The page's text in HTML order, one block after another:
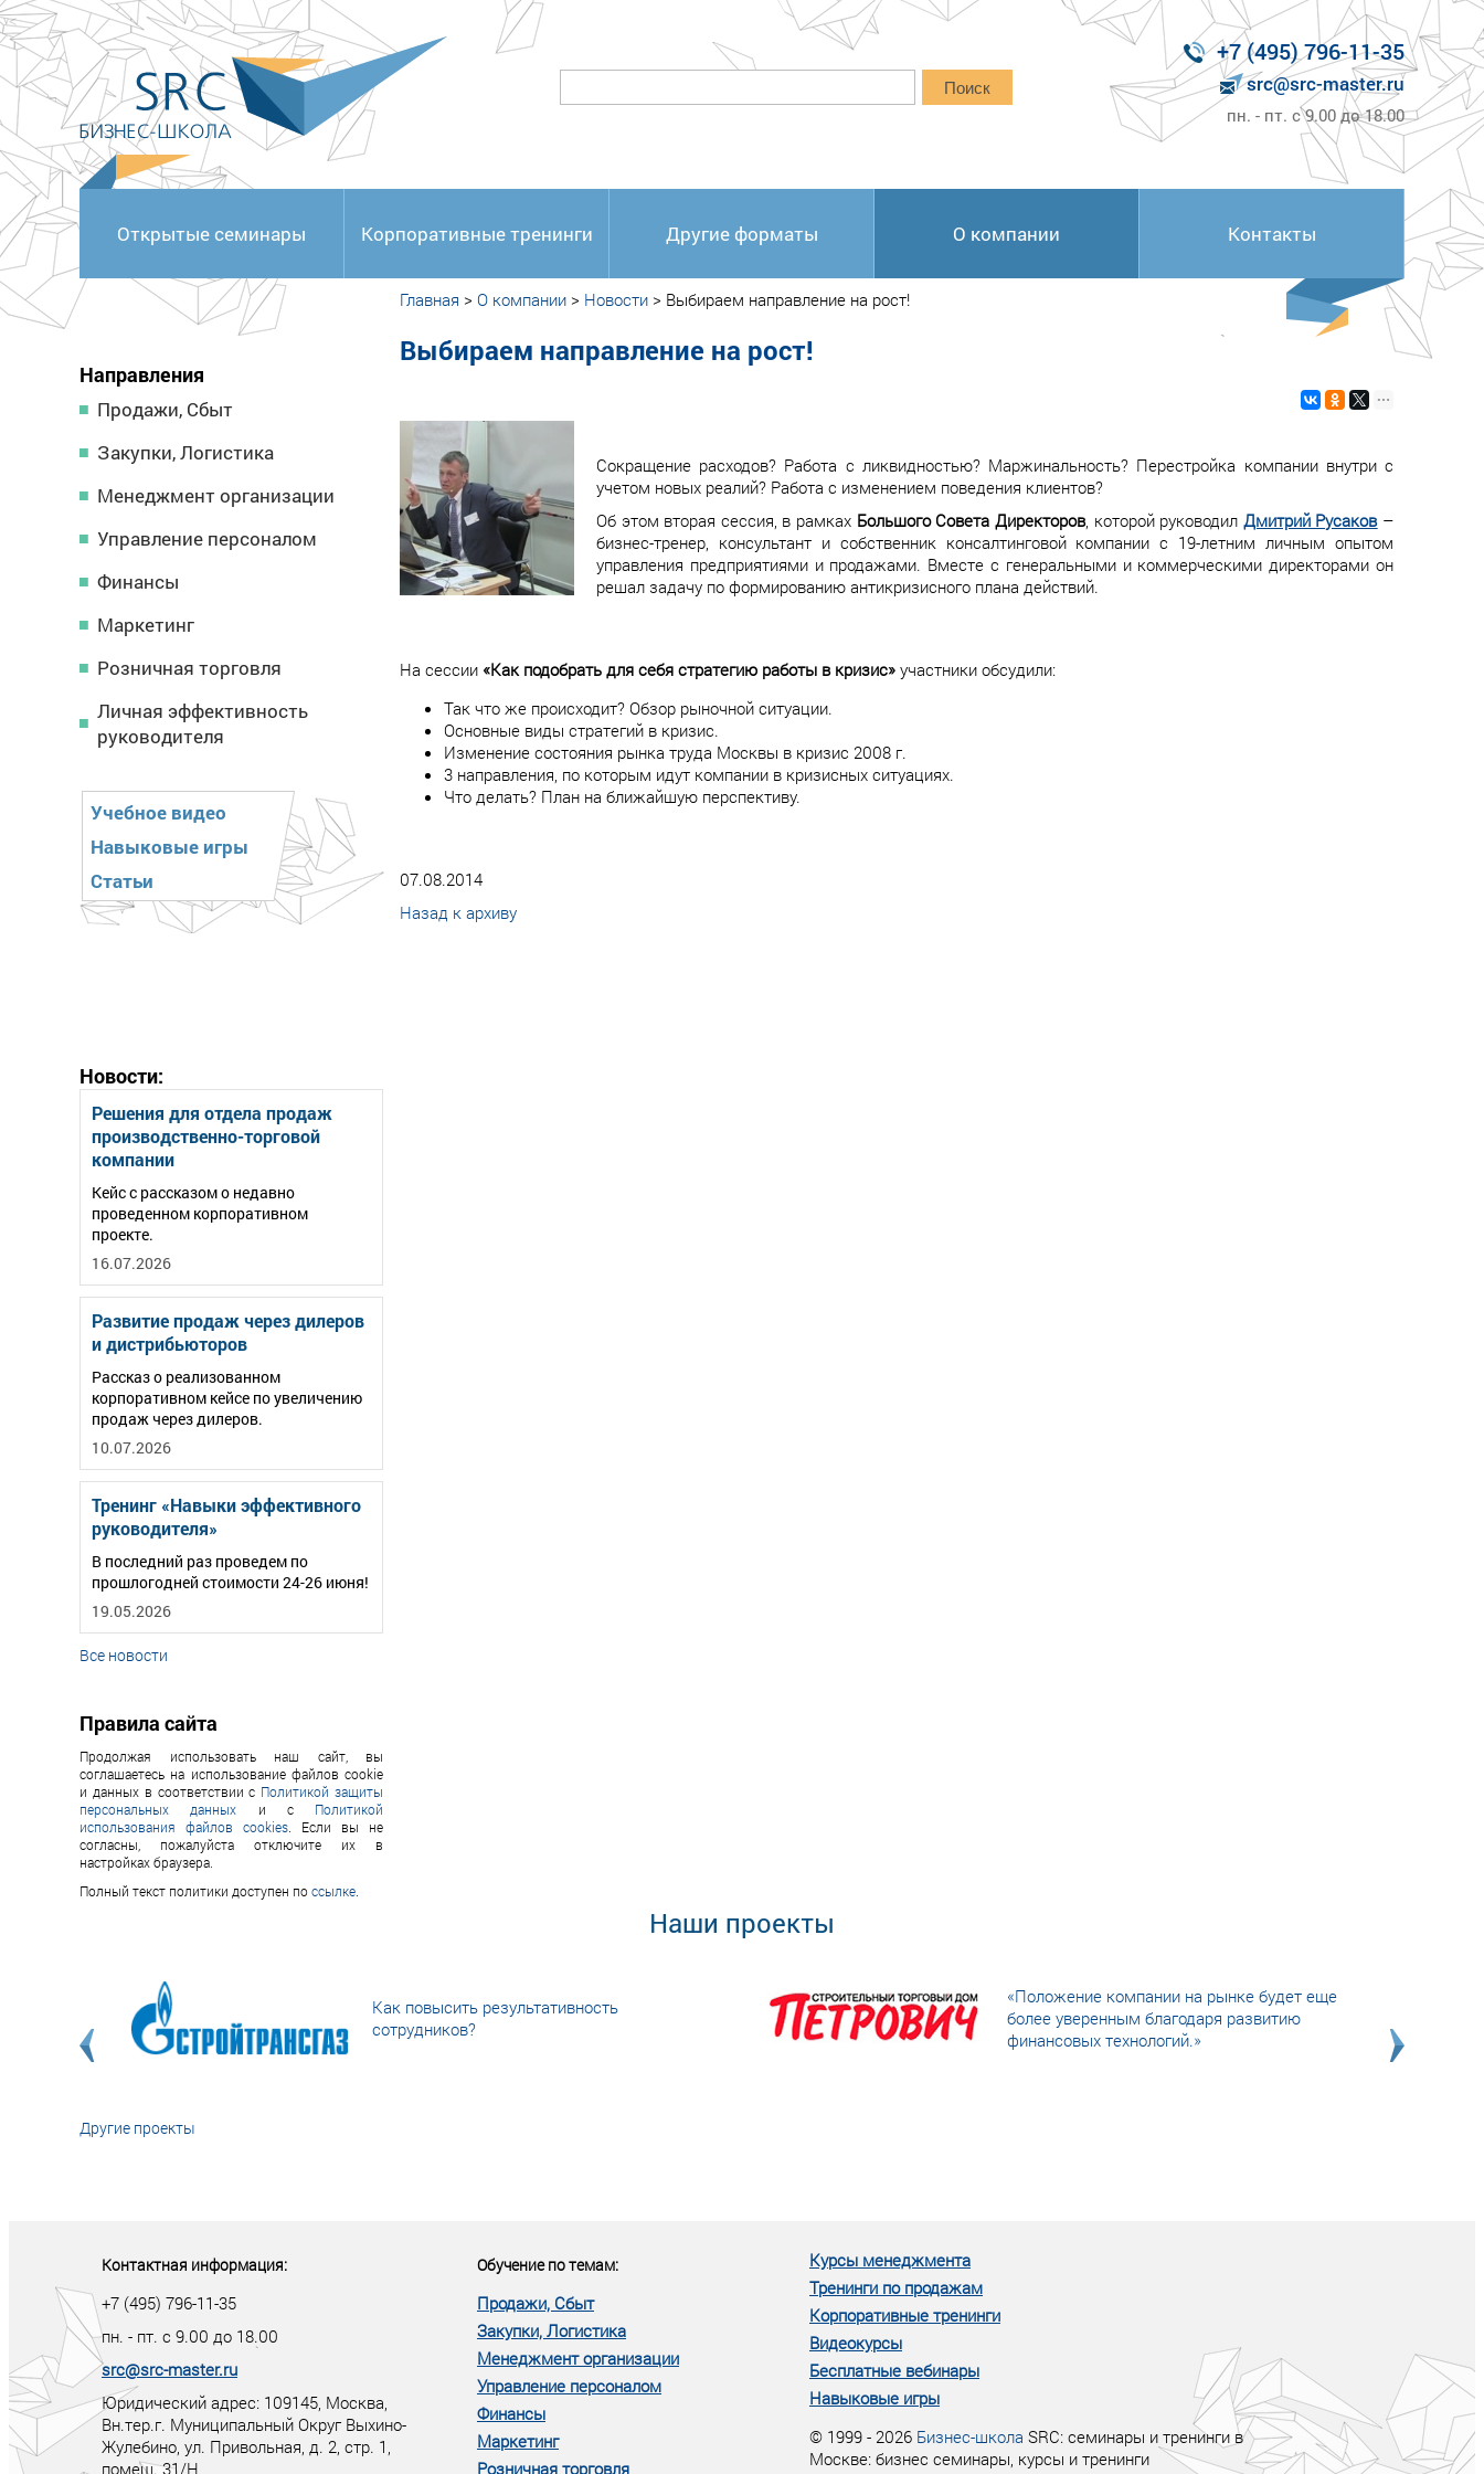
<
Поиск
+7 (495) 796-11-35
src@src-master.ru
пн. - пт. с 9.00 до 18.00
Открытые семинары Корпоративные тренинги Другие форматы О компании Контакты
Направления
Продажи, Сбыт
Закупки, Логистика
Менеджмент организации
Управление персоналом
Финансы
Маркетинг
Розничная торговля
Личная эффективность
руководителя
Учебное видео
Навыковые игры
Статьи
Новости:
Решения для отдела продаж
производственно-торговой
компании
Кейс с рассказом о недавно
проведенном корпоративном
проекте.
16.07.2026
Развитие продаж через дилеров
и дистрибьюторов
Рассказ о реализованном
корпоративном кейсе по увеличению
продаж через дилеров.
10.07.2026
Тренинг «Навыки эффективного
руководителя»
В последний раз проведем по
прошлогодней стоимости 24-26 июня!
19.05.2026
Все новости
Правила сайта
Продолжая использовать наш сайт, вы
соглашаетесь на использование файлов cookie
и данных в соответствии с Политикой защиты
персональных данных и с Политикой
использования файлов cookies . Если вы не
согласны, пожалуйста отключите их в
настройках браузера.
Полный текст политики доступен поссылке
Главная > О компании > Новости > Выбираем направление на рост!
Выбираем направление на рост!
Сокращение расходов? Работа с ликвидностью? Маржинальность? Перестройка компании внутри с
учетом новых реалий? Работа с изменением поведения клиентов?
Об этом вторая сессия, в рамках Большого Совета Директоров, которой руководил Дмитрий Русаков–
бизнес-тренер, консультант и собственник консалтинговой компании с 19-летним личным опытом
управления предприятиями и продажами. Вместе с генеральными и коммерческими директорами он
решал задачу по формированию антикризисного плана действий.
На сессии «Как подобрать для себя стратегию работы в кризис» участники обсудили:
Так что же происходит? Обзор рыночной ситуации.
Основные виды стратегий в кризис.
Изменение состояния рынка труда Москвы в кризис 2008 г.
3 направления, по которым идут компании в кризисных ситуациях.
Что делать? План на ближайшую перспективу.
07.08.2014
Назад к архиву
Наши проекты
Как повысить результативность
сотрудников?
«Положение компании на рынке будет еще
более уверенным благодаря развитию
финансовых технологий.»
Другие проекты
Контактная информация:
+7 (495) 796-11-35
пн. - пт. с 9.00 до 18.00
src@src-master.ru
Юридический адрес: 109145, Москва,
Вн.тер.г. Муниципальный Округ Выхино-
Жулебино, ул. Привольная, д. 2, стр. 1,
помещ. 31/Н
Обучение по темам:
Продажи, Сбыт
Закупки, Логистика
Менеджмент организации
Управление персоналом
Финансы
Маркетинг
Розничная торговля
Курсы менеджмента
Тренинги по продажам
Корпоративные тренинги
Видеокурсы
Бесплатные вебинары
Навыковые игры
© 1999 - 2026 Бизнес-школа SRC: семинары и тренинги в
Москве: бизнес семинары, курсы и тренинги